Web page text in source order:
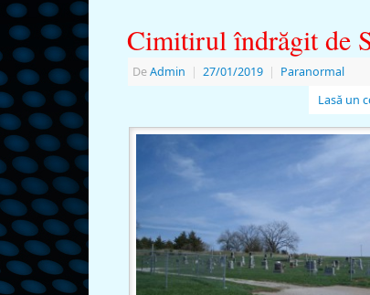
Cimitirul îndrăgit de
DeAdmin | 27/01/2019 | Paranormal
Lasă un